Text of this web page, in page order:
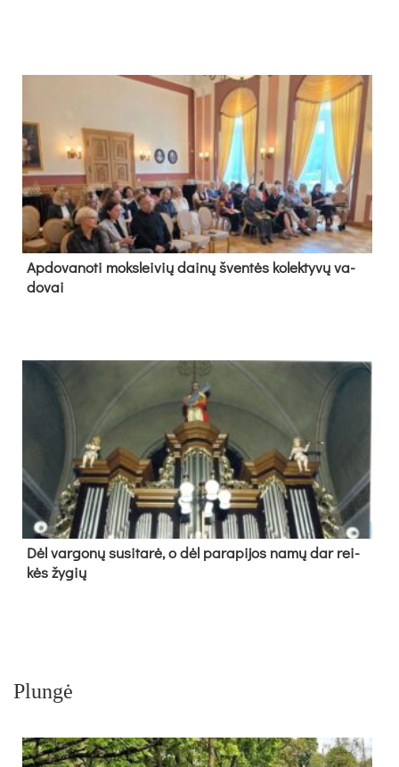
Ap­do­va­no­ti moks­lei­vių dai­nų šven­tės ko­lek­ty­vų va­
do­vai
Dėl var­go­nų su­si­ta­rė, o dėl pa­ra­pi­jos na­mų dar rei­
kės žy­gių
Plungė